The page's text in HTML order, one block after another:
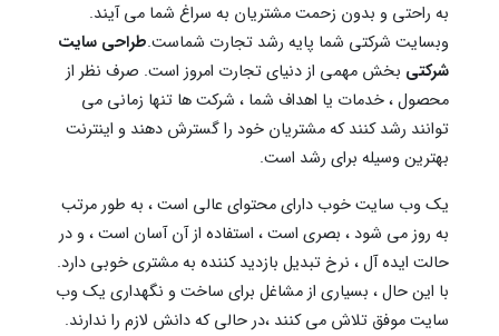
به راحتی و بدون زحمت مشتریان به سراغ شما می آیند.
وبسایت شرکتی شما پایه رشد تجارت شماست.طراحی سایت
شرکتی بخش مهمی از دنیای تجارت امروز است. صرف نظر از
محصول ، خدمات یا اهداف شما ، شرکت ها تنها زمانی می
توانند رشد کنند که مشتریان خود را گسترش دهند و اینترنت
بهترین وسیله برای رشد است.
یک وب سایت خوب دارای محتوای عالی است ، به طور مرتب
به روز می شود ، بصری است ، استفاده از آن آسان است ، و در
حالت ایده آل ، نرخ تبدیل بازدید کننده به مشتری خوبی دارد.
با این حال ، بسیاری از مشاغل برای ساخت و نگهداری یک وب
سایت موفق تلاش می کنند ،در حالی که دانش لازم را ندارند.